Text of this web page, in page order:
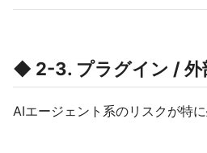
◆ 2-3. プラグイン / 外
AIエージェント系のリスクが特に